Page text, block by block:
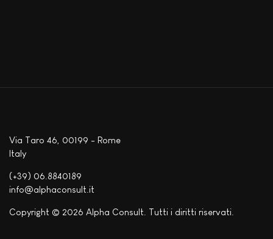
Via Taro 46, 00199 - Rome
Italy
(+39) 06.8840189
info@alphaconsult.it
Copyright © 2026 Alpha Consult. Tutti i diritti riservati.